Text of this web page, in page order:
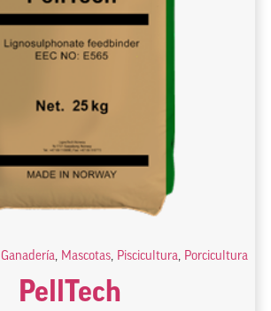
Ganadería, Mascotas, Piscicultura, Porcicultura
PellTech